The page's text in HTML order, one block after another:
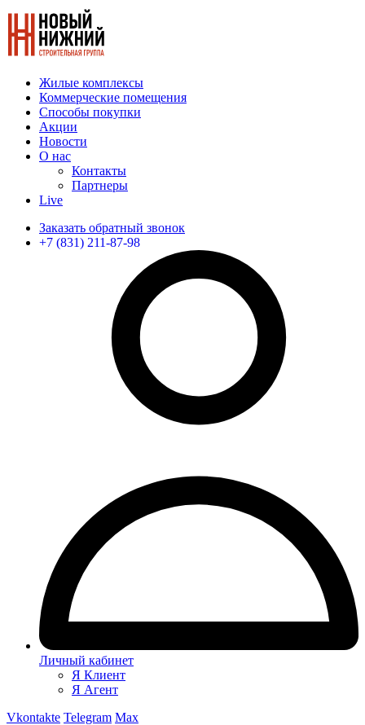
Жилые комплексы
Коммерческие помещения
Способы покупки
Акции
Новости
О нас
Контакты
Партнеры
Live
Заказать обратный звонок
+7 (831) 211-87-98
Личный кабинет
Я Клиент
Я Агент
Vkontakte Telegram Max